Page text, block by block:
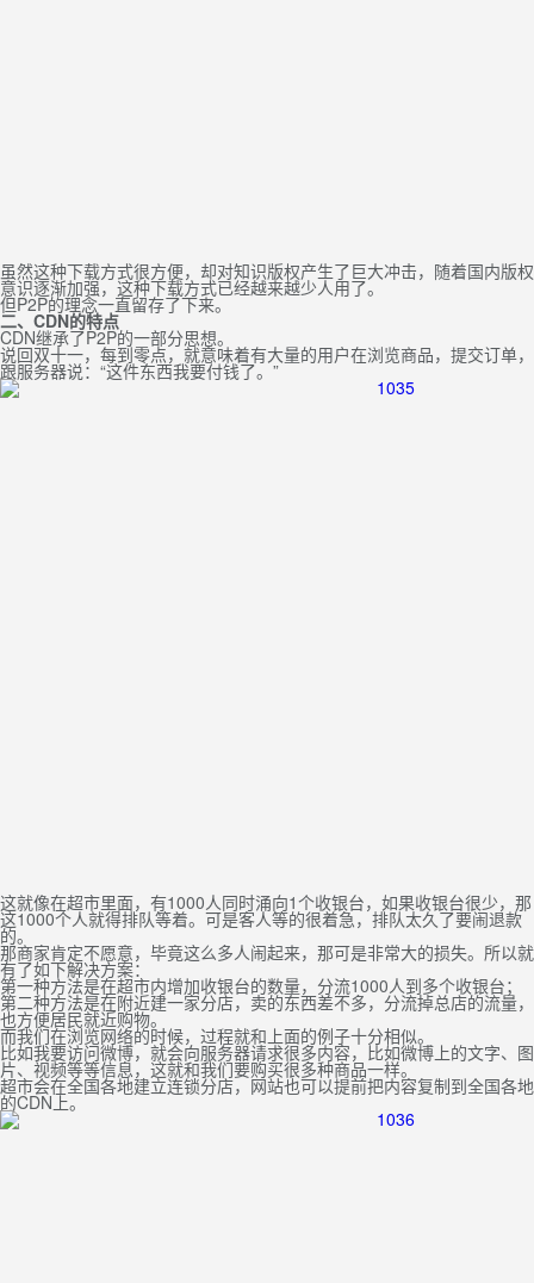
虽然这种下载方式很方便，却对知识版权产生了巨大冲击，随着国内版权
意识逐渐加强，这种下载方式已经越来越少人用了。
但P2P的理念一直留存了下来。
二、CDN的特点
CDN继承了P2P的一部分思想。
说回双十一，每到零点，就意味着有大量的用户在浏览商品，提交订单，
跟服务器说：“这件东西我要付钱了。”
这就像在超市里面，有1000人同时涌向1个收银台，如果收银台很少，那
这1000个人就得排队等着。可是客人等的很着急，排队太久了要闹退款
的。
那商家肯定不愿意，毕竟这么多人闹起来，那可是非常大的损失。所以就
有了如下解决方案：
第一种方法是在超市内增加收银台的数量，分流1000人到多个收银台；
第二种方法是在附近建一家分店，卖的东西差不多，分流掉总店的流量，
也方便居民就近购物。
而我们在浏览网络的时候，过程就和上面的例子十分相似。
比如我要访问微博，就会向服务器请求很多内容，比如微博上的文字、图
片、视频等等信息，这就和我们要购买很多种商品一样。
超市会在全国各地建立连锁分店，网站也可以提前把内容复制到全国各地
的CDN上。